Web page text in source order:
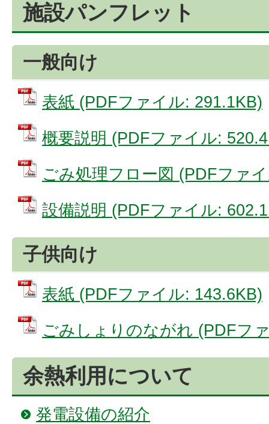
施設パンフレット
一般向け
表紙 (PDFファイル: 291.1KB)
概要説明 (PDFファイル:
ごみ処理フロー図 (PDFファ
設備説明 (PDFファイル:
子供向け
表紙 (PDFファイル: 143.6KB)
ごみしょりのながれ (PDFフ
余熱利用について
発電設備の紹介